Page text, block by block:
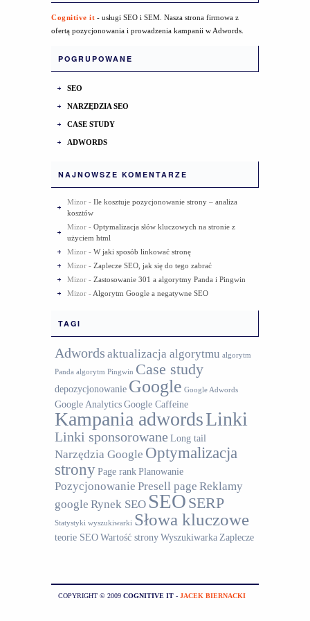
Cognitive it - usługi SEO i SEM. Nasza strona firmowa z
ofertą pozycjonowania i prowadzenia kampanii w Adwords.
POGRUPOWANE
SEO
NARZĘDZIA SEO
CASE STUDY
ADWORDS
NAJNOWSZE KOMENTARZE
Mizor - Ile kosztuje pozycjonowanie strony – analiza
kosztów
Mizor - Optymalizacja słów kluczowych na stronie z
użyciem html
Mizor - W jaki sposób linkować stronę
Mizor - Zaplecze SEO, jak się do tego zabrać
Mizor - Zastosowanie 301 a algorytmy Panda i Pingwin
Mizor - Algorytm Google a negatywne SEO
TAGI
Adwords aktualizacja algorytmu algorytm
Panda algorytm Pingwin Case study
depozycjonowanie Google Google Adwords
Google AnalyticsGoogle Caffeine
Kampania adwordsLinki
Linki sponsorowane Long tail
Narzędzia Google Optymalizacja
stronyPage rankPlanowanie
Pozycjonowanie Presell page Reklamy
google Rynek SEO SEO SERP
Statystyki wyszukiwarki Słowa kluczowe
teorie SEOWartość stronyWyszukiwarka Zaplecze
COPYRIGHT © 2009 COGNITIVE IT - JACEK BIERNACKI